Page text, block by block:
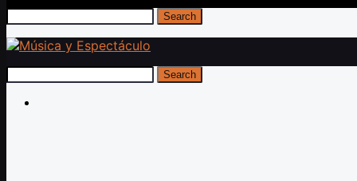
Search
Search